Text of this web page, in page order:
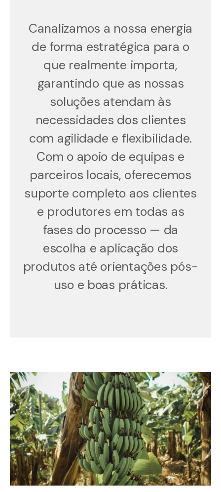
Canalizamos a nossa energia
de forma estratégica para o
que realmente importa,
garantindo que as nossas
soluções atendam às
necessidades dos clientes
com agilidade e flexibilidade.
Com o apoio de equipas e
parceiros locais, oferecemos
suporte completo aos clientes
e produtores em todas as
fases do processo — da
escolha e aplicação dos
produtos até orientações pós-
uso e boas práticas.